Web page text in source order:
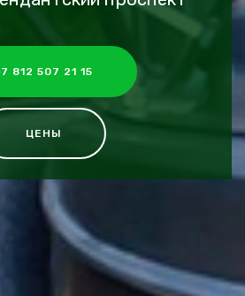
812 507 21 15
ЦЕНЫ